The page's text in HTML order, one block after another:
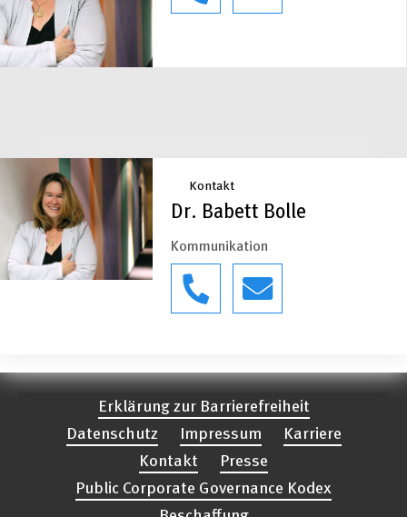
Kontakt
Dr. Babett Bolle
Kommunikation
Erklärung zur Barrierefreiheit
Datenschutz
Impressum
Karriere
Kontakt
Presse
Public Corporate Governance Kodex